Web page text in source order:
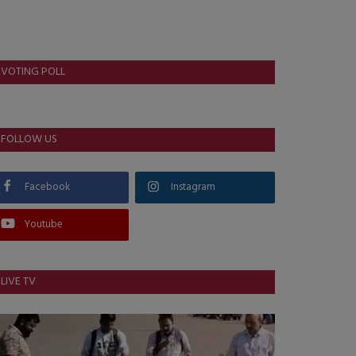
VOTING POLL
FOLLOW US
Facebook Instagram
Youtube
LIVE TV